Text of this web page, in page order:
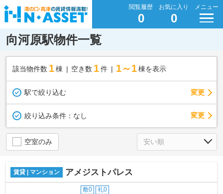
閲覧履歴
0
お気に入り
0
メニュー
向河原駅物件一覧
該当物件数 1棟 空き数 1 件 1～1 棟を表示
駅で絞り込む 変更
絞り込み条件： なし 変更
空室のみ
賃貸 | マンション アメジストパレス
敷0 礼0